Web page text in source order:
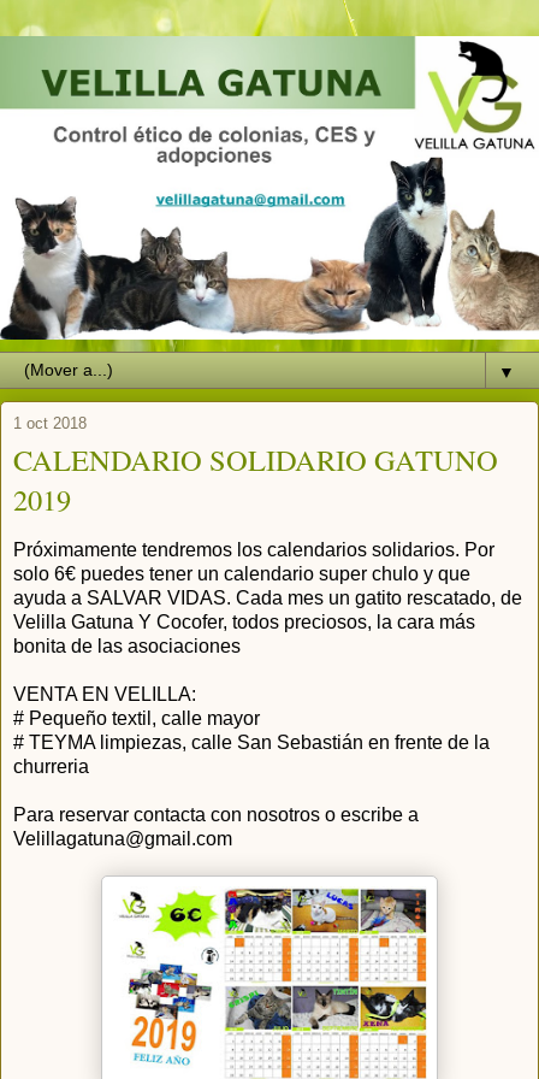
▼
1 oct 2018
CALENDARIO SOLIDARIO GATUNO
2019
Próximamente tendremos los calendarios solidarios. Por
solo 6€ puedes tener un calendario super chulo y que
ayuda a SALVAR VIDAS. Cada mes un gatito rescatado, de
Velilla Gatuna Y Cocofer, todos preciosos, la cara más
bonita de las asociaciones
VENTA EN VELILLA:
# Pequeño textil, calle mayor
# TEYMA limpiezas, calle San Sebastián en frente de la
churreria
Para reservar contacta con nosotros o escribe a
Velillagatuna@gmail.com